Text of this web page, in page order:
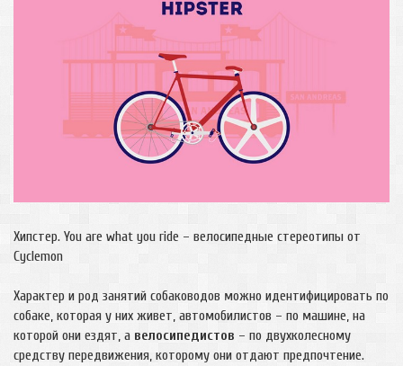
Хипстер. You are what you ride – велосипедные стереотипы от
Cyclemon
Характер и род занятий собаководов можно идентифицировать по
собаке, которая у них живет, автомобилистов – по машине, на
которой они ездят, а велосипедистов – по двухколесному
средству передвижения, которому они отдают предпочтение.